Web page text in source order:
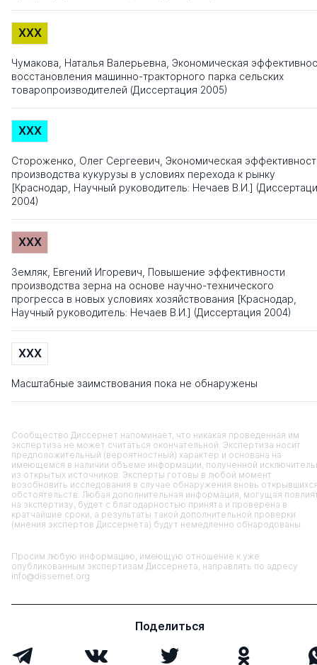
XXX
Чумакова, Наталья Валерьевна, Экономическая
восстановления машинно-тракторного парка сельских
товаропроизводителей (Диссертация 2005)
XXX
Стороженко, Олег Сергеевич, Экономическая
производства кукурузы в условиях перехода к рынку
[Краснодар, Научный руководитель: Нечаев В.И.]
2004)
XXX
Земляк, Евгений Игоревич, Повышение эффективности
производства зерна на основе научно-технического
прогресса в новых условиях хозяйствования [Краснодар,
Научный руководитель: Нечаев В.И.] (Диссертация 2004)
XXX
Масштабные заимствования пока не обнаружены
Сообщество Диссернет напоминает, что никакая проведенная им
экспертиза не может считаться окончательной. Экспертиза носит
предположительный (вероятностный) характер и основана на
имеющемся в наличии объеме информации, полученной
из открытых источников. Эксперты готовы в любой момент
возобновить исследования в случае обнаружения вновь
обстоятельств. Любая дополнительная информация, могущая
на экспертизу, будет с благодарностью принята и проверена в
кратчайшие сроки, а результаты такой дополнительной проверки
(мнения экспертов Диссернета) будут немедленно обнародованы.
Просим любую информацию, имеющую отношение к уже
опубликованным экспертизам Диссернета, направлять по адресу
info@dissernet.org
Поделиться